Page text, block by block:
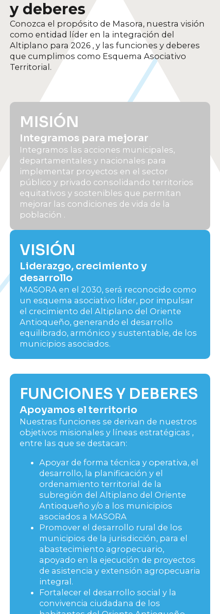
y deberes
Conozca el propósito de Masora, nuestra visión
como entidad líder en la integración del
Altiplano para 2026 , y las funciones y deberes
que cumplimos como Esquema Asociativo
Territorial.
MISIÓN
Integramos para mejorar
Integramos las acciones municipales,
departamentales y nacionales para
implementar proyectos en el sector
público y privado consolidando territorios
equitativos y sostenibles que permitan
mejorar las condiciones de vida de la
población .
VISIÓN
Liderazgo, crecimiento y
desarrollo
MASORA en el 2030, será reconocido como
un esquema asociativo líder, por impulsar
el crecimiento del Altiplano del Oriente
Antioqueño, generando el desarrollo
equilibrado, armónico y sustentable, de los
municipios asociados.
FUNCIONES Y DEBERES
Apoyamos el territorio
Nuestras funciones se derivan de nuestros
objetivos misionales y líneas estratégicas ,
entre las que se destacan:
Apoyar de forma técnica y operativa, el
desarrollo, la planificación y el
ordenamiento territorial de la
subregión del Altiplano del Oriente
Antioqueño y/o a los municipios
asociados a MASORA
Promover el desarrollo rural de los
municipios de la jurisdicción, para el
abastecimiento agropecuario,
apoyado en la ejecución de proyectos
de asistencia y extensión agropecuaria
integral.
Fortalecer el desarrollo social y la
convivencia ciudadana de los